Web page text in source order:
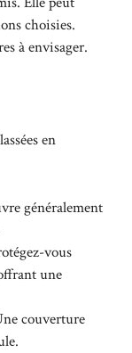
choisies.
à envisager.
en
généralement
vous
une
couverture